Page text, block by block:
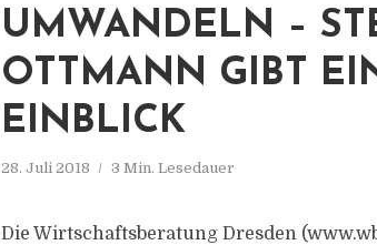
UMWANDELN –
OTTMANN GIBT
EINBLICK
28. Juli 2018 3 Min. Lesedauer
Die Wirtschaftsberatung Dresden